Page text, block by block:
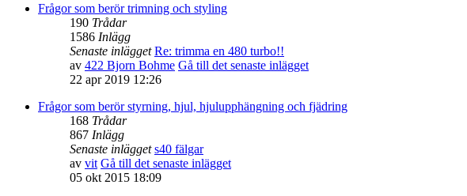
Frågor som berör trimning och styling
190 Trådar
1586 Inlägg
Senaste inlägget Re: trimma en 480 turbo!!
av 422 Bjorn Bohme Gå till det senaste inlägget
22 apr 2019 12:26
Frågor som berör styrning, hjul, hjulupphängning och fjädring
168 Trådar
867 Inlägg
Senaste inlägget s40 fälgar
av vit Gå till det senaste inlägget
05 okt 2015 18:09